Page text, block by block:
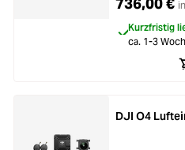
Kurzfristig
ca. 1-3
DJI O4